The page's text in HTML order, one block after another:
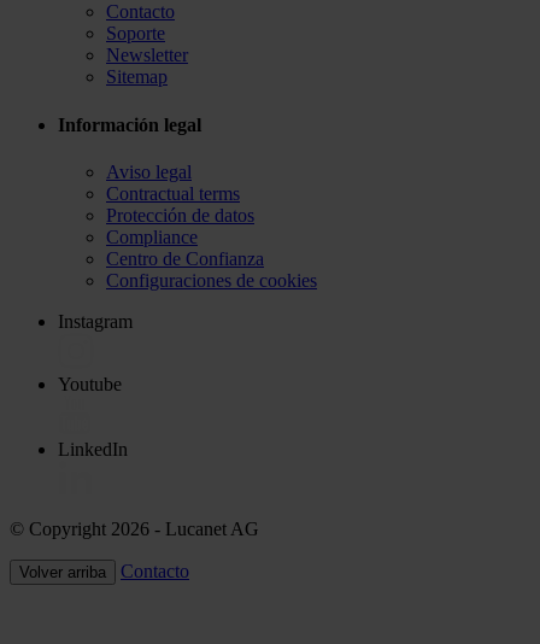
Contacto
Soporte
Newsletter
Sitemap
Información legal
Aviso legal
Contractual terms
Protección de datos
Compliance
Centro de Confianza
Configuraciones de cookies
Instagram
Youtube
LinkedIn
© Copyright 2026 - Lucanet AG
Volver arriba Contacto